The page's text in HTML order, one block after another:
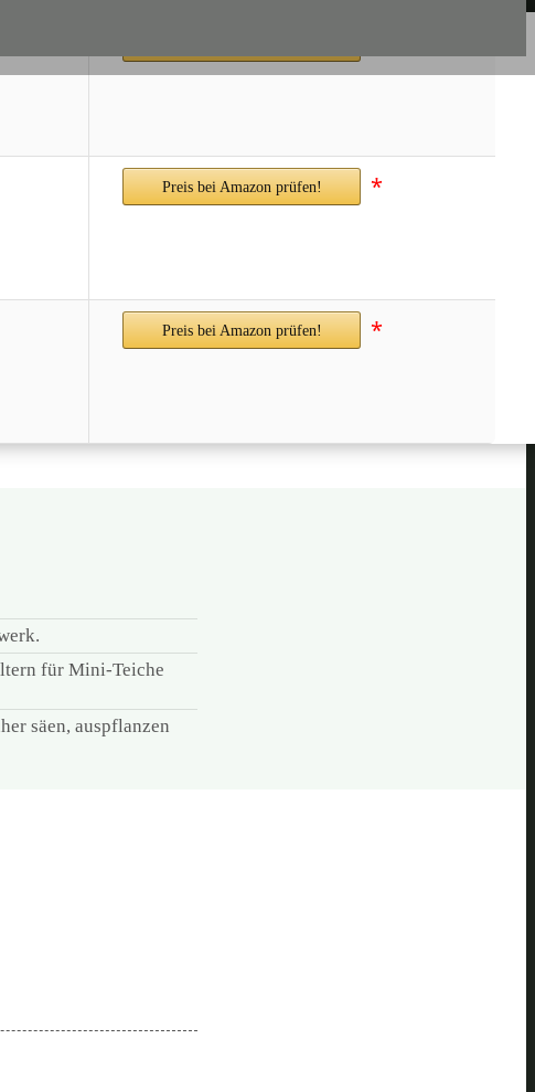
Preis bei Amazon prüfen! *
Preis bei Amazon prüfen! *
für Mini-Teiche
säen, auspflanzen